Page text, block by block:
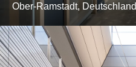
Ober-Ramstadt, Deutschland